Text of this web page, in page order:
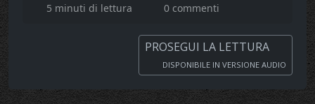
5 minuti di lettura
0 commenti
PROSEGUI LA LETTURA
DISPONIBILE IN VERSIONE AUDIO